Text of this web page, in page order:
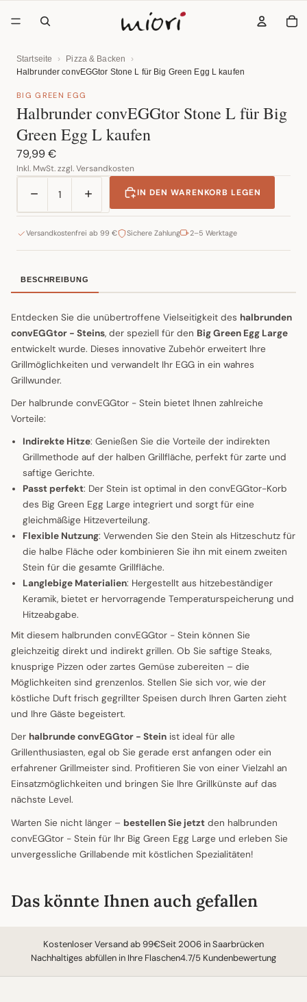
Startseite › Pizza & Backen
›
Halbrunder convEGGtor Stone L für Big Green Egg L kaufen
BIG GREEN EGG
Halbrunder convEGGtor Stone L für Big
Green Egg L kaufen
79,99 €
Inkl. MwSt. zzgl. Versandkosten
Menge verringernMenge erhöhenIN DEN WARENKORB LEGEN
Versandkostenfrei ab 99 € Sichere Zahlung 2–5 Werktage
BESCHREIBUNG
Entdecken Sie die unübertroffene Vielseitigkeit des halbrunden
convEGGtor - Steins, der speziell für den Big Green Egg Large
entwickelt wurde. Dieses innovative Zubehör erweitert Ihre
Grillmöglichkeiten und verwandelt Ihr EGG in ein wahres
Grillwunder.
Der halbrunde convEGGtor - Stein bietet Ihnen zahlreiche
Vorteile:
Indirekte Hitze: Genießen Sie die Vorteile der indirekten
Grillmethode auf der halben Grillfläche, perfekt für zarte und
saftige Gerichte.
Passt perfekt: Der Stein ist optimal in den convEGGtor-Korb
des Big Green Egg Large integriert und sorgt für eine
gleichmäßige Hitzeverteilung.
Flexible Nutzung: Verwenden Sie den Stein als Hitzeschutz für
die halbe Fläche oder kombinieren Sie ihn mit einem zweiten
Stein für die gesamte Grillfläche.
Langlebige Materialien: Hergestellt aus hitzebeständiger
Keramik, bietet er hervorragende Temperaturspeicherung und
Hitzeabgabe.
Mit diesem halbrunden convEGGtor - Stein können Sie
gleichzeitig direkt und indirekt grillen. Ob Sie saftige Steaks,
knusprige Pizzen oder zartes Gemüse zubereiten – die
Möglichkeiten sind grenzenlos. Stellen Sie sich vor, wie der
köstliche Duft frisch gegrillter Speisen durch Ihren Garten zieht
und Ihre Gäste begeistert.
Der halbrunde convEGGtor - Stein ist ideal für alle
Grillenthusiasten, egal ob Sie gerade erst anfangen oder ein
erfahrener Grillmeister sind. Profitieren Sie von einer Vielzahl an
Einsatzmöglichkeiten und bringen Sie Ihre Grillkünste auf das
nächste Level.
Warten Sie nicht länger – bestellen Sie jetzt den halbrunden
convEGGtor - Stein für Ihr Big Green Egg Large und erleben Sie
unvergessliche Grillabende mit köstlichen Spezialitäten!
Das könnte Ihnen auch gefallen
Kostenloser Versand ab 99€Seit 2006 in Saarbrücken
Nachhaltiges abfüllen in Ihre Flaschen4.7/5 Kundenbewertung